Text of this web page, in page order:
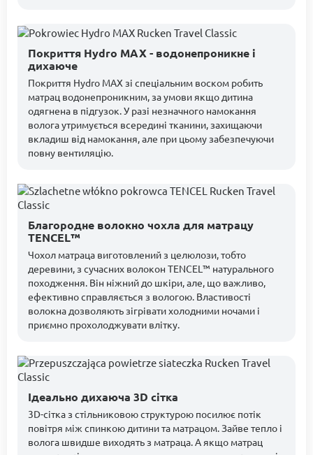
Покриття Hydro MAX - водонепроникне і
дихаюче
Покриття Hydro MAX зі спеціальним воском робить
матрац водонепроникним, за умови якщо дитина
одягнена в підгузок. У разі незначного намокання
волога утримується всередині тканини, захищаючи
вкладиш від намокання, але при цьому забезпечуючи
повну вентиляцію.
Благородне волокно чохла для матрацу
TENCEL™
Чохол матраца виготовлений з целюлози, тобто
деревини, з сучасних волокон TENCEL™ натурального
походження. Він ніжний до шкіри, але, що важливо,
ефективно справляється з вологою. Властивості
волокна дозволяють зігрівати холодними ночами і
приємно прохолоджувати влітку.
Ідеально дихаюча 3D сітка
3D-сітка з стільниковою структурою посилює потік
повітря між спинкою дитини та матрацом. Зайве тепло і
волога швидше виходять з матраца. А якщо матрац